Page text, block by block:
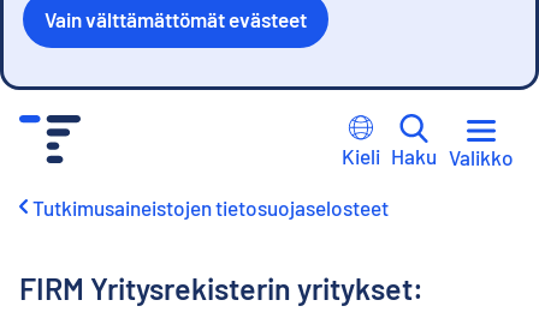
Vain välttämättömät evästeet
Kieli Haku Valikko
Tutkimusaineistojen tietosuojaselosteet
FIRM Yritysrekisterin yritykset: